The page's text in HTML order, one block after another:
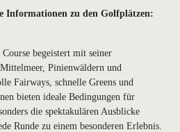
Informationen zu den Golfplätzen:
begeistert mit seiner
Pinienwäldern und
Fairways, schnelle Greens und
bieten ideale Bedingungen für
die spektakulären Ausblicke
Runde zu einem besonderen Erlebnis.